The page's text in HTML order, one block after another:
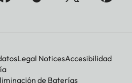
Legal NoticesAccesibilidad
de Baterías